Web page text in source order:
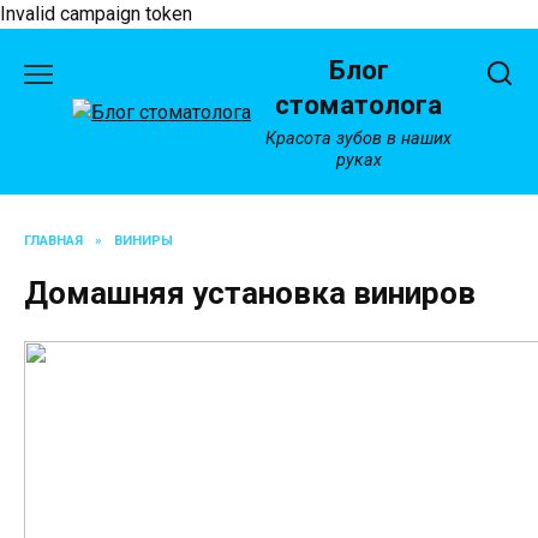
Invalid campaign token
содержанию
Блог
стоматолога
Красота зубов в наших
руках
ГЛАВНАЯ » ВИНИРЫ
Домашняя установка виниров